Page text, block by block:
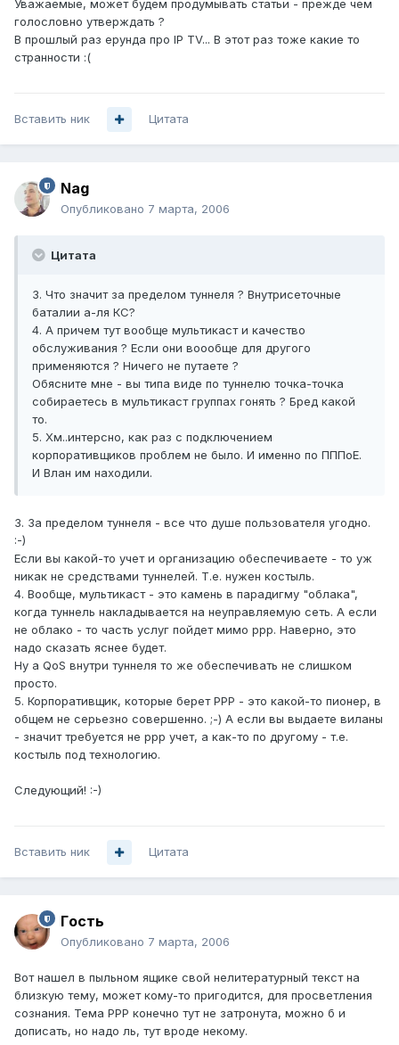
Уважаемые, может будем продумывать статьи - прежде чем
голословно утверждать ?
В прошлый раз ерунда про IP TV... В этот раз тоже какие то
странности :(
Вставить ник Цитата
Nag
Опубликовано 7 марта, 2006
Цитата
3. Что значит за пределом туннеля ? Внутрисеточные
баталии а-ля КС?
4. А причем тут вообще мультикаст и качество
обслуживания ? Если они воообще для другого
применяются ? Ничего не путаете ?
Обясните мне - вы типа виде по туннелю точка-точка
собираетесь в мультикаст группах гонять ? Бред какой
то.
5. Хм..интерсно, как раз с подключением
корпоративщиков проблем не было. И именно по ПППоЕ.
И Влан им находили.
3. За пределом туннеля - все что душе пользователя угодно.
:-)
Если вы какой-то учет и организацию обеспечиваете - то уж
никак не средствами туннелей. Т.е. нужен костыль.
4. Вообще, мультикаст - это камень в парадигму "облака",
когда туннель накладывается на неуправляемую сеть. А если
не облако - то часть услуг пойдет мимо ррр. Наверно, это
надо сказать яснее будет.
Ну а QoS внутри туннеля то же обеспечивать не слишком
просто.
5. Корпоративщик, которые берет РРР - это какой-то пионер, в
общем не серьезно совершенно. ;-) А если вы выдаете виланы
- значит требуется не ррр учет, а как-то по другому - т.е.
костыль под технологию.
Следующий! :-)
Вставить ник Цитата
Гoсть
Опубликовано 7 марта, 2006
Вот нашел в пыльном ящике свой нелитературный текст на
близкую тему, может кому-то пригодится, для просветления
сознания. Тема PPP конечно тут не затронута, можно б и
дописать, но надо ль, тут вроде некому.